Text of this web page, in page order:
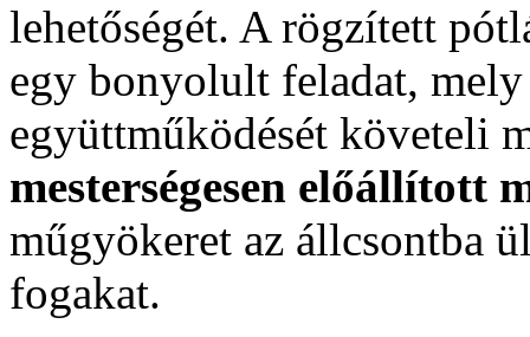
lehetőségét. A rögzített
egy bonyolult feladat,
együttműködését követeli
mesterségesen előállított
műgyökeret az állcsontba
fogakat.